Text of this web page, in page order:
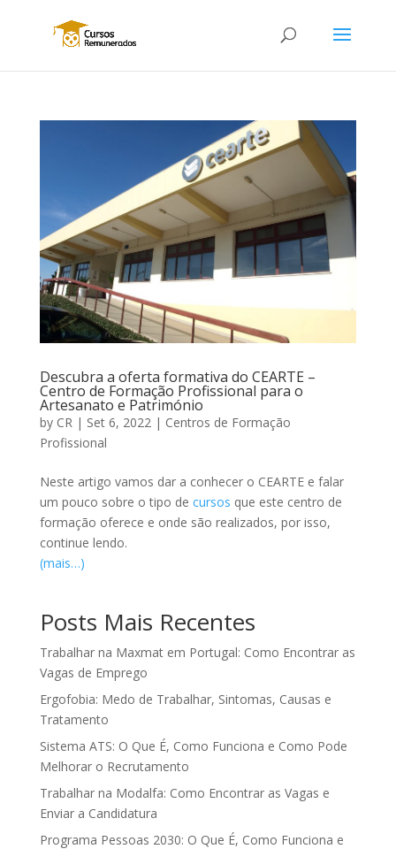
Descubra a oferta formativa do CEARTE –
Centro de Formação Profissional para o
Artesanato e Património
by CR | Set 6, 2022 | Centros de Formação
Profissional
Neste artigo vamos dar a conhecer o CEARTE e falar
um pouco sobre o tipo de cursos que este centro de
formação oferece e onde são realizados, por isso,
continue lendo.
(mais…)
Posts Mais Recentes
Trabalhar na Maxmat em Portugal: Como Encontrar as
Vagas de Emprego
Ergofobia: Medo de Trabalhar, Sintomas, Causas e
Tratamento
Sistema ATS: O Que É, Como Funciona e Como Pode
Melhorar o Recrutamento
Trabalhar na Modalfa: Como Encontrar as Vagas e
Enviar a Candidatura
Programa Pessoas 2030: O Que É, Como Funciona e